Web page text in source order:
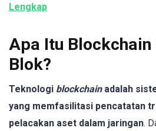
Lengkap
Apa Itu Blockchain
Blok?
Teknologi blockchainadalah
yang memfasilitasi pencatatan
pelacakan aset dalam jaringan.